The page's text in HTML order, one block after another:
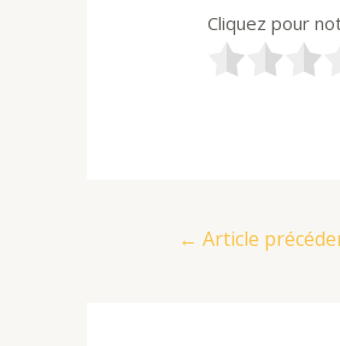
Cliquez pour
Navigation
← Article